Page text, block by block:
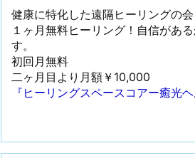
健康に特化した遠隔ヒーリングの会
１ヶ月無料ヒーリング！自信があ
す。
初回月無料
二ヶ月目より月額￥10,000
『ヒーリングスペースコアー癒光